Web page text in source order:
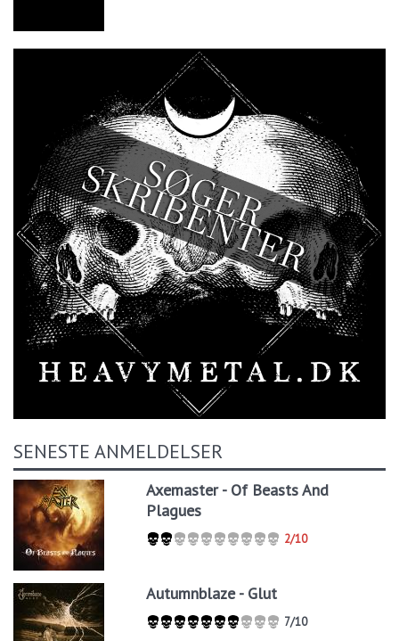
SENESTE ANMELDELSER
Axemaster - Of Beasts And
Plagues
2/10
Autumnblaze - Glut
7/10